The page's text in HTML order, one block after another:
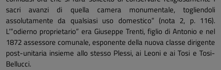
sacri avanzi di quella camera monumentale, togliendoli
assolutamente da qualsiasi uso domestico” (nota 2, p. 116).
L’”odierno proprietario” era Giuseppe Trenti, figlio di Antonio e nel
1872 assessore comunale, esponente della nuova classe dirigente
post-unitaria insieme allo stesso Plessi, ai Leoni e ai Tosi e Tosi-
Bellucci.